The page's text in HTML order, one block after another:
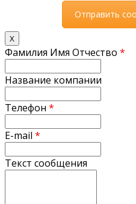
X
Фамилия Имя Отчество *
Название компании
Телефон *
E-mail *
Текст сообщения